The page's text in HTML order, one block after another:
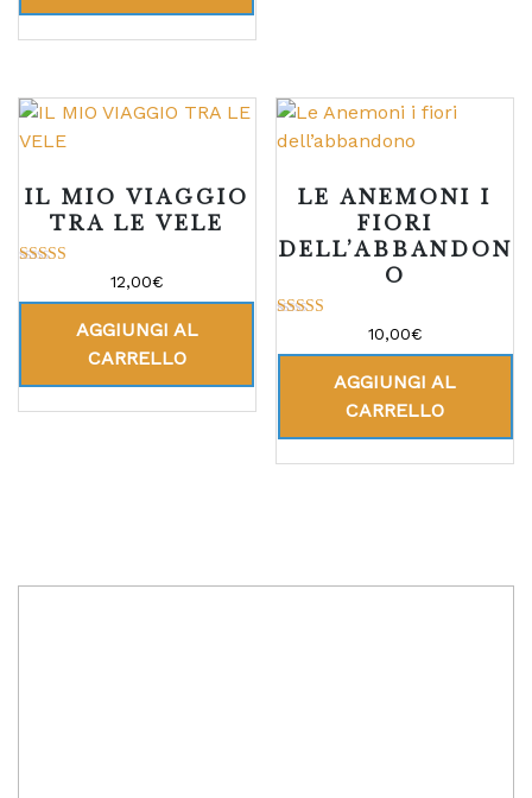
IL MIO VIAGGIO
TRA LE VELE
su 5
12,00€
AGGIUNGI AL
CARRELLO
LE ANEMONI I
FIORI
DELL’ABBANDON
O
su 5
10,00€
AGGIUNGI AL
CARRELLO